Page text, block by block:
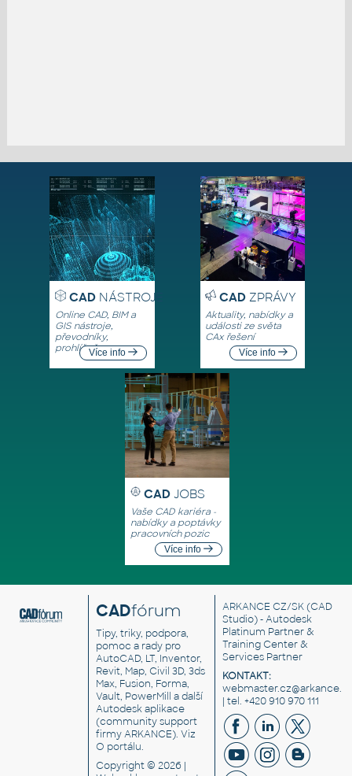
CADNÁSTROJE
Online CAD, BIM a
GIS nástroje,
převodníky,
prohlížečeVíce info
CADZPRÁVY
Aktuality, nabídky a
události ze světa
CAx řešení
Více info
CAD JOBS
Vaše CAD kariéra -
nabídky a poptávky
pracovních pozic
Více info
CADfórum
Tipy, triky, podpora,
pomoc a rady pro
AutoCAD, LT, Inventor,
Revit, Map, Civil 3D, 3ds
Max, Fusion, Forma,
Vault, PowerMill a další
Autodesk aplikace
(community support
firmy ARKANCE). Viz
O portálu.
Copyright © 2026 |
ARKANCE CZ/SK(CAD
Studio) - Autodesk
Platinum Partner &
Training Center &
Services Partner
KONTAKT:
| tel. +420 910 970 111